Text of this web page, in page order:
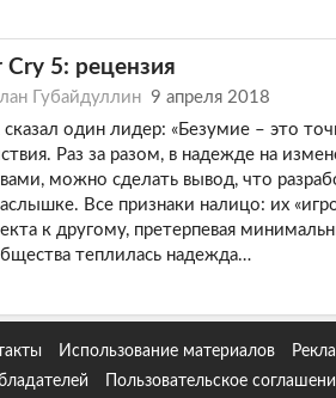
Cry 5: рецензия
Губайдуллин
9 апреля 2018
сказал один лидер: «Безумие – это
Раз за разом, в надежде на
можно сделать вывод, что
Все признаки налицо: их
к другому, претерпевая
теплилась надежда…
Использование материалов
Пользовательское